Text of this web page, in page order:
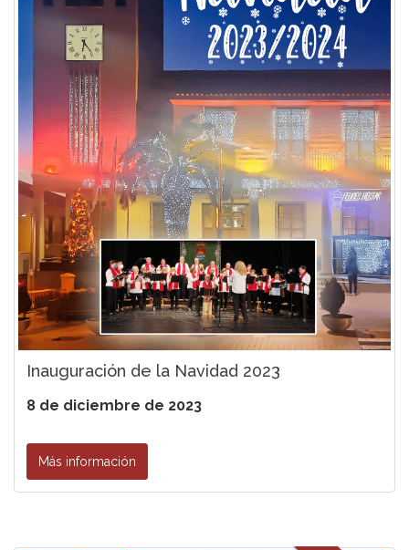
Inauguración de la Navidad 2023
8 de diciembre de 2023
Más información